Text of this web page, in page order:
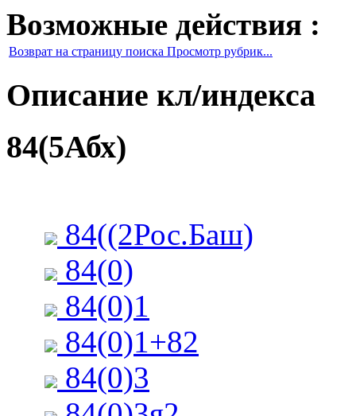
Возможные действия :
Возврат на страницу поиска Просмотр рубрик...
Описание кл/индекса
84(5Абх)
84((2Рос.Баш)
84(0)
84(0)1
84(0)1+82
84(0)3